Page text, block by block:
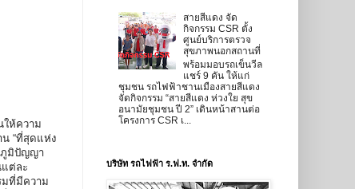
ให้ความ
น “ที่สุดแห่ง
ภูมิปัญญา
ต่ละ
มที่มีความ
สายสีแดง จัด
กิจกรรม CSR ตั้ง
ศูนย์บริการตรวจ
สุขภาพนอกสถานที่
พร้อมมอบรถเข็นวีล
แชร์ 9 คัน ให้แก่
ชุมชน รถไฟฟ้าชานเมืองสายสีแดง
จัดกิจกรรม “สายสีแดง ห่วงใย สุข
อนามัยชุมชน ปี 2” เดินหน้าสานต่อ
โครงการ CSR เ...
บริษัท รถไฟฟ้า ร.ฟ.ท. จำกัด